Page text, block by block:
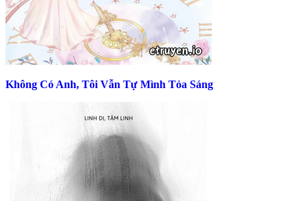
Không Có Anh, Tôi Vẫn Tự Mình Tỏa Sáng